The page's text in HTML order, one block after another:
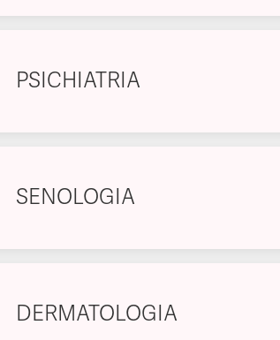
PSICHIATRIA
SENOLOGIA
DERMATOLOGIA